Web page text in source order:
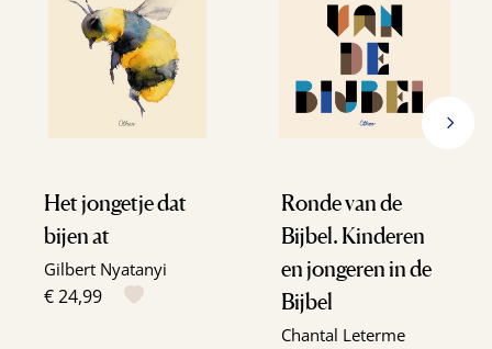
Het jongetje dat
bijen at
Gilbert Nyatanyi
€ 24,99
Ronde van de
Bijbel. Kinderen
en jongeren in de
Bijbel
Chantal Leterme